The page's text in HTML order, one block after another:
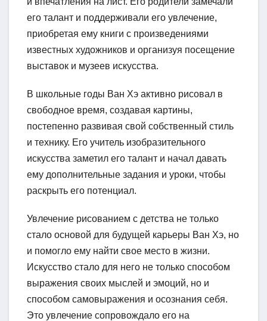
его талант и поддерживали его увлечение,
приобретая ему книги с произведениями
известных художников и организуя посещение
выставок и музеев искусства.
В школьные годы Ван Хэ активно рисовал в
свободное время, создавая картины,
постепенно развивая свой собственный стиль
и технику. Его учитель изобразительного
искусства заметил его талант и начал давать
ему дополнительные задания и уроки, чтобы
раскрыть его потенциал.
Увлечение рисованием с детства не только
стало основой для будущей карьеры Ван Хэ, но
и помогло ему найти свое место в жизни.
Искусство стало для него не только способом
выражения своих мыслей и эмоций, но и
способом самовыражения и осознания себя.
Это увлечение сопровождало его на